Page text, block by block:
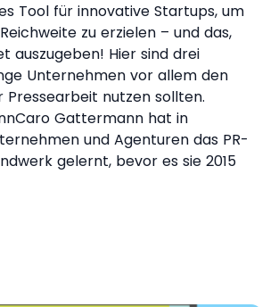
Tool für innovative Startups, um
zu erzielen – und das,
auszugeben! Hier sind drei
Unternehmen vor allem den
Pressearbeit nutzen sollten.
Gattermann hat in
und Agenturen das PR-
gelernt, bevor es sie 2015